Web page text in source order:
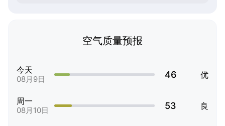
空气质量预报
今天
08月9日 46 优
周一
08月10日 53 良